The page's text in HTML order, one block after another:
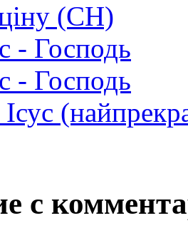
(СН)
- Господь
- Господь
с